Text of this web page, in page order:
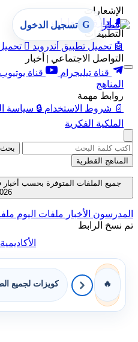
الإشعارات
🔔 إدارة الإشعارات
التطبيقات
🤖 تحميل تطبيق أندرويد 
التواصل الاجتماعي | أخبار
قناة تيليجرام
قناة يوتيوب
المناهج
روابط مهمة
📄 شروط الاستخدام 🔒 سياسة
الملكية الفكرية
G تسجيل الدخول
بحث
المناهج القطرية
المدرسون الأخبار ملفات اليوم
تم نسخ الرابط
الأكاديمية
🔥 كويزات لجميع